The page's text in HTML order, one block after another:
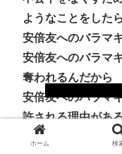
ようなことをした
安倍友へのバラマ
安倍友へのバラマ
奪われるんだから
安倍友へのバラマ
許される理由があ
ホーム 検